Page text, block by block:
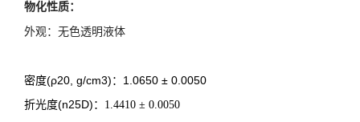
物化性质：
外观： 无色透明液体
密度(ρ20, g/cm3)：1.0650 ± 0.0050
折光度(n25D) ： 1.4410 ± 0.0050